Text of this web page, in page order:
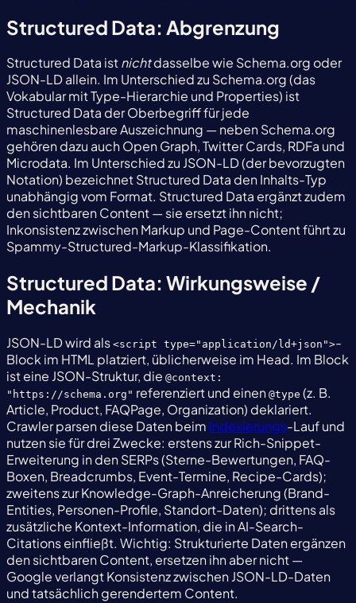
Structured Data: Abgrenzung
Structured Data istnichtdasselbe wie Schema.org oder
JSON-LD allein. Im Unterschied zu Schema.org (das
Vokabular mit Type-Hierarchie und Properties) ist
Structured Data der Oberbegriff für jede
maschinenlesbare Auszeichnung — neben Schema.org
gehören dazu auch Open Graph, Twitter Cards, RDFa und
Microdata. Im Unterschied zu JSON-LD (der bevorzugten
Notation) bezeichnet Structured Data den Inhalts-Typ
unabhängig vom Format. Structured Data ergänzt zudem
den sichtbaren Content — sie ersetzt ihn nicht;
Inkonsistenz zwischen Markup und Page-Content führt zu
Spammy-Structured-Markup-Klassifikation.
Structured Data: Wirkungsweise /
Mechanik
JSON-LD wird als <script type="application/ld+json">-
Block im HTML platziert, üblicherweise im Head. Im Block
ist eine JSON-Struktur, die @context:
"https://schema.org" referenziert und einen @type (z. B.
Article, Product, FAQPage, Organization) deklariert.
Crawler parsen diese Daten beim Indexierungs-Lauf und
nutzen sie für drei Zwecke: erstens zur Rich-Snippet-
Erweiterung in den SERPs (Sterne-Bewertungen, FAQ-
Boxen, Breadcrumbs, Event-Termine, Recipe-Cards);
zweitens zur Knowledge-Graph-Anreicherung (Brand-
Entities, Personen-Profile, Standort-Daten); drittens als
zusätzliche Kontext-Information, die in AI-Search-
Citations einfließt. Wichtig: Strukturierte Daten ergänzen
den sichtbaren Content, ersetzen ihn aber nicht —
Google verlangt Konsistenz zwischen JSON-LD-Daten
und tatsächlich gerendertem Content.